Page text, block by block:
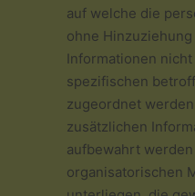
auf welche die
ohne
Informationen
spezifischen
zugeordnet
zusätzlichen
aufbewahrt
organisatorischen